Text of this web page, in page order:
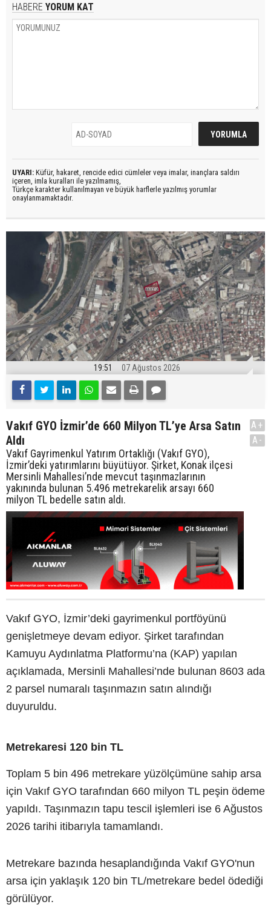
HABERE YORUM KAT
UYARI: Küfür, hakaret, rencide edici cümleler veya imalar, inançlara saldırı
içeren, imla kuralları ile yazılmamış,
Türkçe karakter kullanılmayan ve büyük harflerle yazılmış yorumlar
onaylanmamaktadır.
19:51 07 Ağustos 2026
Vakıf GYO İzmir’de 660 Milyon TL’ye Arsa Satın
Aldı
Vakıf Gayrimenkul Yatırım Ortaklığı (Vakıf GYO),
İzmir’deki yatırımlarını büyütüyor. Şirket, Konak ilçesi
Mersinli Mahallesi’nde mevcut taşınmazlarının
yakınında bulunan 5.496 metrekarelik arsayı 660
milyon TL bedelle satın aldı.
A+
A-
Vakıf GYO, İzmir’deki gayrimenkul portföyünü
genişletmeye devam ediyor. Şirket tarafından
Kamuyu Aydınlatma Platformu’na (KAP) yapılan
açıklamada, Mersinli Mahallesi’nde bulunan 8603 ada
2 parsel numaralı taşınmazın satın alındığı
duyuruldu.
Metrekaresi 120 bin TL
Toplam 5 bin 496 metrekare yüzölçümüne sahip arsa
için Vakıf GYO tarafından 660 milyon TL peşin ödeme
yapıldı. Taşınmazın tapu tescil işlemleri ise 6 Ağustos
2026 tarihi itibarıyla tamamlandı.
Metrekare bazında hesaplandığında Vakıf GYO'nun
arsa için yaklaşık 120 bin TL/metrekare bedel ödediği
görülüyor.